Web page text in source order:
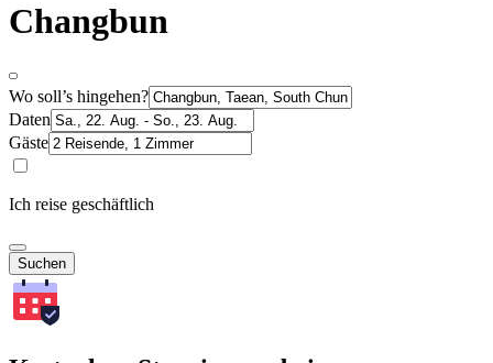
Changbun
Wo soll’s hingehen?
Daten
Gäste
Ich reise geschäftlich
Suchen